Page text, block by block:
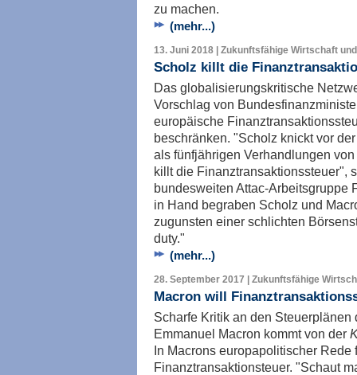
zu machen.
(mehr...)
13. Juni 2018 | Zukunftsfähige Wirtschaft
Scholz killt die
Das globalisierungskritische
Vorschlag von
europäische
beschränken. "Scholz knickt vor
als fünfjährigen Verhandlungen
killt die Finanztransaktionssteuer",
bundesweiten Attac-Arbeitsgruppe
in Hand begraben Scholz und
zugunsten einer schlichten
duty."
(mehr...)
28. September 2017 | Zukunftsfähige
Macron will
Scharfe Kritik an den
Emmanuel Macron kommt von der
In Macrons europapolitischer
Finanztransaktionsteuer. "Schaut